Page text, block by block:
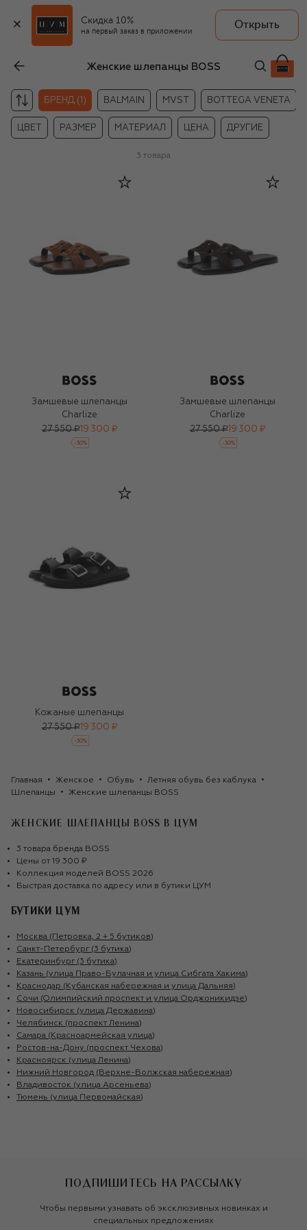
Скидка 10%
на первый заказ в приложении
Открыть
Женские шлепанцы BOSS
БРЕНД (1) BALMAIN MVST BOTTEGA VENETA
ЦВЕТ РАЗМЕР МАТЕРИАЛ ЦЕНА ДРУГИЕ
3 товара
Замшевые шлепанцы
Charlize
27 550 ₽19 300 ₽
-30%
Замшевые шлепанцы
Charlize
27 550 ₽19 300 ₽
-30%
Кожаные шлепанцы
27 550 ₽19 300 ₽
-30%
Главная Женское Обувь
Летняя обувь без каблука
Шлепанцы
Женские шлепанцы BOSS
ЖЕНСКИЕ ШЛЕПАНЦЫ BOSS В ЦУМ
3 товара бренда BOSS
Цены от 19 300 ₽
Коллекция моделей BOSS 2026
Быстрая доставка по адресу или в бутики ЦУМ
БУТИКИ ЦУМ
Москва (Петровка, 2 + 5 бутиков)
Санкт-Петербург (3 бутика)
Екатеринбург (3 бутика)
Казань (улица Право-Булачная и улица Сибгата Хакима)
Краснодар (Кубанская набережная и улица Дальняя)
Сочи (Олимпийский проспект и улица Орджоникидзе)
Новосибирск (улица Державина)
Челябинск (проспект Ленина)
Самара (Красноармейская улица)
Ростов-на-Дону (проспект Чехова)
Красноярск (улица Ленина)
Нижний Новгород (Верхне-Волжская набережная)
Владивосток (улица Арсеньева)
Тюмень (улица Первомайская)
ПОДПИШИТЕСЬ НА РАССЫЛКУ
Чтобы первыми узнавать об эксклюзивных новинках и
специальных предложениях